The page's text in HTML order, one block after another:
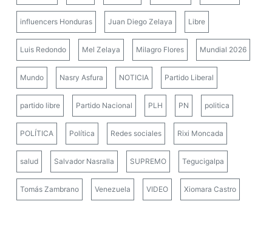
influencers Honduras Juan Diego Zelaya Libre
Luis Redondo Mel Zelaya Milagro Flores Mundial 2026
Mundo Nasry Asfura NOTICIA Partido Liberal
partido libre Partido Nacional PLH PN politica
POLÍTICA Política Redes sociales Rixi Moncada
salud Salvador Nasralla SUPREMO Tegucigalpa
Tomás Zambrano Venezuela VIDEO Xiomara Castro